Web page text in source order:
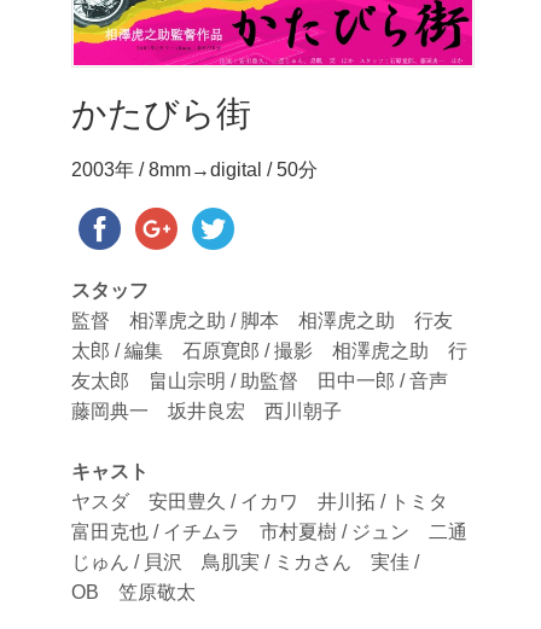
かたびら街
2003年 / 8mm→digital / 50分
スタッフ
監督 相澤虎之助 / 脚本 相澤虎之助 行友
太郎 / 編集 石原寛郎 / 撮影 相澤虎之助 行
友太郎 畠山宗明 / 助監督 田中一郎 / 音声
藤岡典一 坂井良宏 西川朝子
キャスト
ヤスダ 安田豊久 / イカワ 井川拓 / トミタ
富田克也 / イチムラ 市村夏樹 / ジュン 二通
じゅん / 貝沢 鳥肌実 / ミカさん 実佳 /
OB 笠原敬太